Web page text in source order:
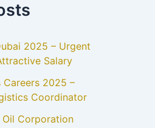
2025 – Urgent
Salary
Careers 2025 –
Coordinator
Oil Corporation